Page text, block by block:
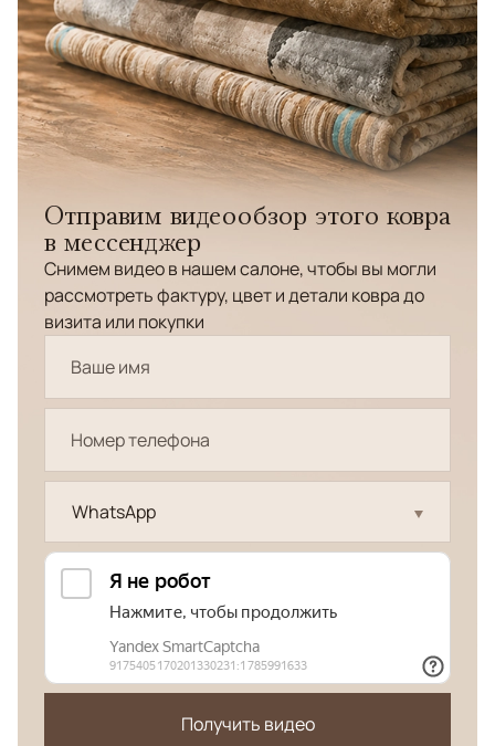
Отправим видеообзор этого ковра
в мессенджер
Снимем видео в нашем салоне, чтобы вы могли
рассмотреть фактуру, цвет и детали ковра до
визита или покупки
WhatsApp
Получить видео